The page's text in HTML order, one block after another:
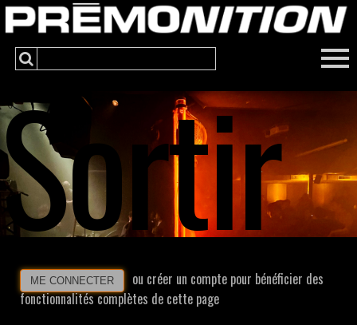
Sortir
ME CONNECTER
ou créer un compte pour bénéficier des
fonctionnalités complètes de cette page